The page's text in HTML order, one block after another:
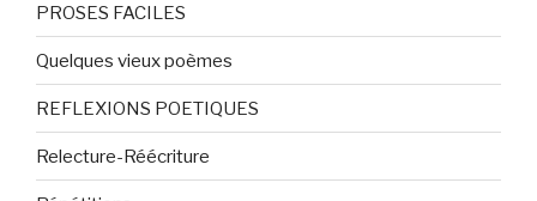
PROSES FACILES
Quelques vieux poèmes
REFLEXIONS POETIQUES
Relecture-Réécriture